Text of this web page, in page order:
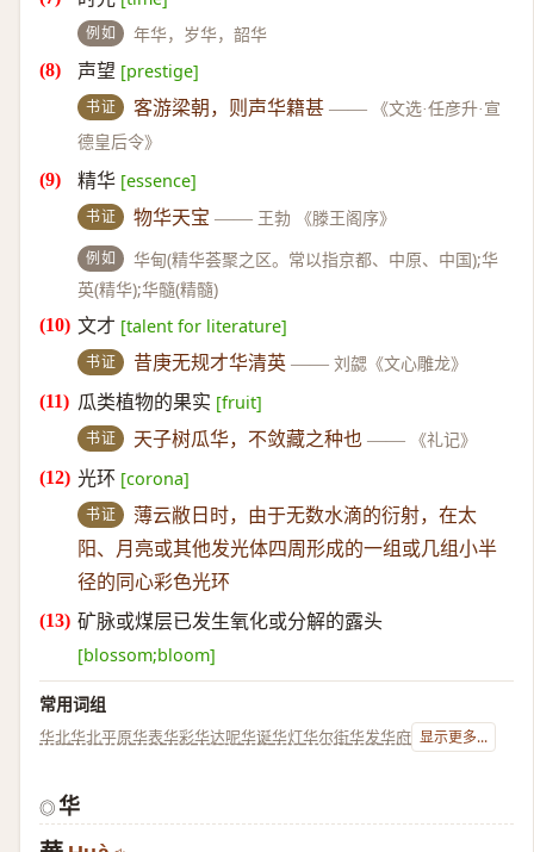
例如 年华，岁华，韶华
声望 [prestige]
书证 客游梁朝，则声华籍甚 ——
《文选·任彦升·宣
德皇后令》
精华 [essence]
书证 物华天宝 —— 王勃 《滕王阁序》
例如
华甸(精华荟聚之区。常以指京都、中原、中国);华
英(精华);华髓(精髓)
文才 [talent for literature]
书证 昔庚无规才华清英 —— 刘勰《文心雕龙》
瓜类植物的果实 [fruit]
书证 天子树瓜华，不敛藏之种也 —— 《礼记》
光环 [corona]
书证
薄云敝日时，由于无数水滴的衍射，在太
阳、月亮或其他发光体四周形成的一组或几组小半
径的同心彩色光环
矿脉或煤层已发生氧化或分解的露头
[blossom;bloom]
常用词组
华北华北平原华表华彩华达呢华诞华灯华尔街华发华府 显示更多...
◎ 华